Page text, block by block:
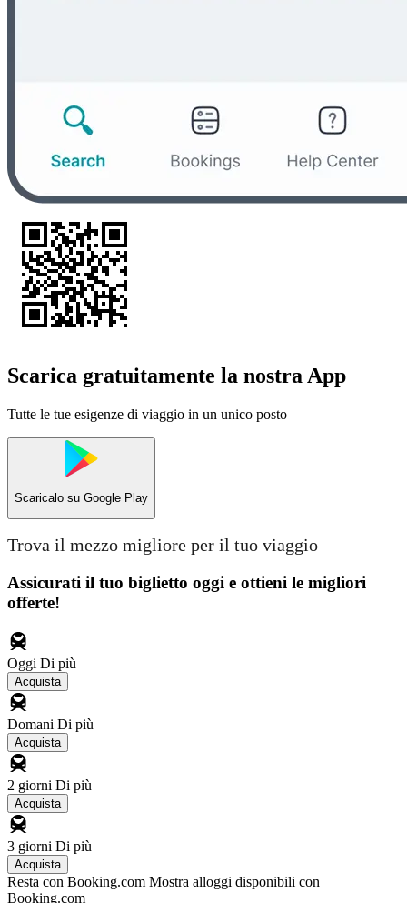
Scarica gratuitamente la nostra App
Tutte le tue esigenze di viaggio in un unico posto
Scaricalo su Google Play
Trova il mezzo migliore per il tuo viaggio
Assicurati il ​​tuo biglietto oggi e ottieni le migliori
offerte!
Oggi Di più
Acquista
Domani Di più
Acquista
2 giorni Di più
Acquista
3 giorni Di più
Acquista
Resta con Booking.com Mostra alloggi disponibili con
Booking.com